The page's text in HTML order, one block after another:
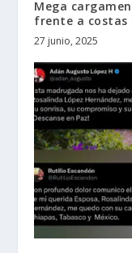
Mega
frente a costas
27 junio, 2025